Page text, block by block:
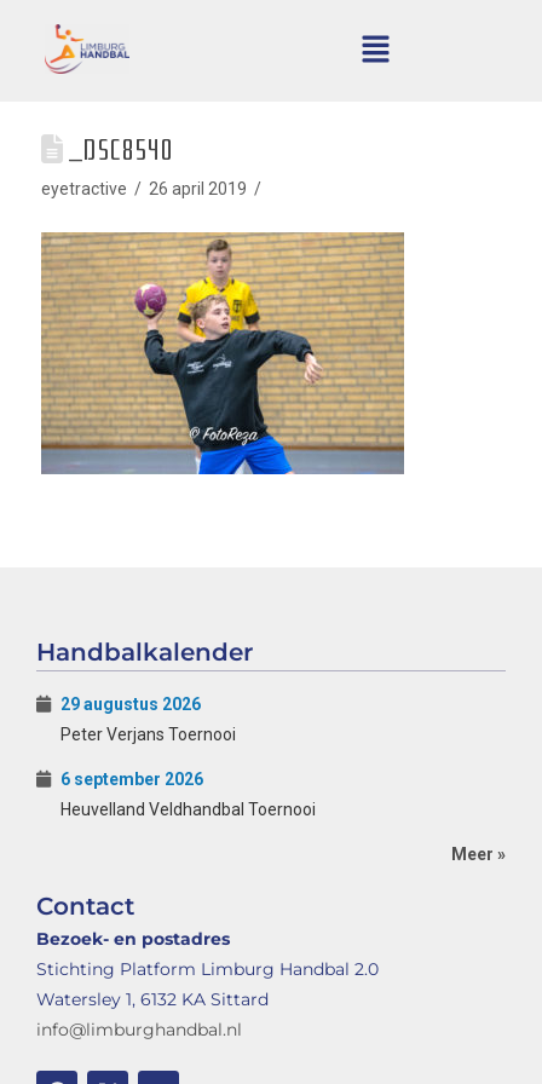
_DSC8540
eyetractive 26 april 2019
Handbalkalender
29 augustus 2026
Peter Verjans Toernooi
6 september 2026
Heuvelland Veldhandbal Toernooi
Meer »
Contact
Bezoek- en postadres
Stichting Platform Limburg Handbal 2.0
Watersley 1, 6132 KA Sittard
info@limburghandbal.nl